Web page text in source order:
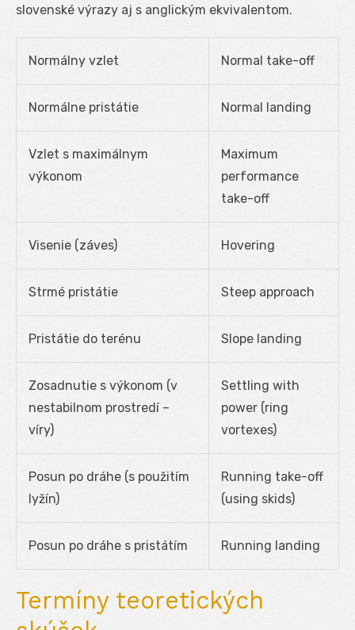
slovenské výrazy aj s anglickým ekvivalentom.
Normálny vzlet Normal take-off
Normálne pristátie Normal landing
Vzlet s maximálnym
výkonom
Maximum
performance
take-off
Visenie (záves) Hovering
Strmé pristátie Steep approach
Pristátie do terénu Slope landing
Zosadnutie s výkonom (v
nestabilnom prostredí –
víry)
Settling with
power (ring
vortexes)
Posun po dráhe (s použitím
lyžín)
Running take-off
(using skids)
Posun po dráhe s pristátím Running landing
Termíny teoretických